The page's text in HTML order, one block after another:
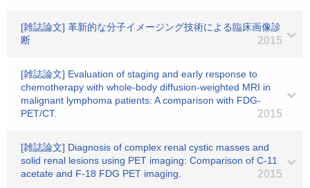
[雑誌論文] 革新的な分子イメージング技術による臨床画像診
断
2015
[雑誌論文] Evaluation of staging and early response to
chemotherapy with whole-body diffusion-weighted MRI in
malignant lymphoma patients: A comparison with FDG-
PET/CT.
2015
[雑誌論文] Diagnosis of complex renal cystic masses and
solid renal lesions using PET imaging: Comparison of C-11
acetate and F-18 FDG PET imaging.
2015